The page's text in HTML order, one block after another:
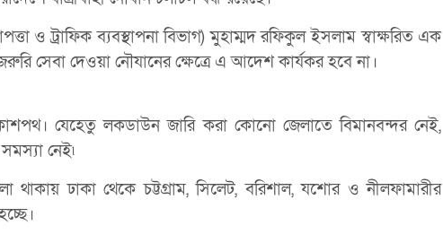
ও ট্রাফিক ব্যবস্থাপনা বিভাগ) মুহাম্মদ রফিকুল ইসলাম স্বাক্ষরিত এক
সেবা দেওয়া নৌযানের ক্ষেত্রে এ আদেশ কার্যকর হবে না।
যেহেতু লকডাউন জারি করা কোনো জেলাতে বিমানবন্দর নেই,
নেই৷
ঢাকা থেকে চট্টগ্রাম, সিলেট, বরিশাল, যশোর ও নীলফামারীর